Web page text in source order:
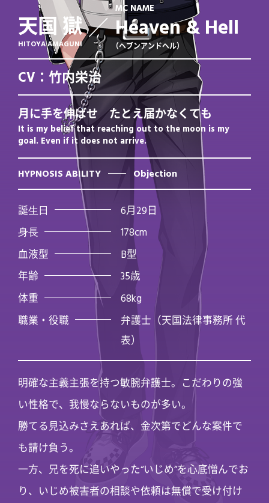
天国 獄
HITOYA AMAGUNI
MC NAME
Heaven & Hell
（ヘブンアンドヘル）
CV：竹内栄治
月に手を伸ばせ たとえ届かなくても
It is my belief that reaching out to the moon is my
goal. Even if it does not arrive.
HYPNOSIS ABILITY Objection
誕⽣⽇
6月29日
⾝⻑
178cm
血液型
B型
年齢
35歳
体重
68kg
職業・役職
弁護士（天国法律事務所 代
表）
明確な主義主張を持つ敏腕弁護士。こだわりの強
い性格で、我慢ならないものが多い。
勝てる見込みさえあれば、金次第でどんな案件で
も請け負う。
一方、兄を死に追いやった“いじめ”を心底憎んでお
り、いじめ被害者の相談や依頼は無償で受け付け